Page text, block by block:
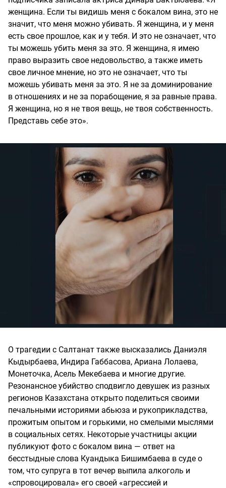
женщина. Если ты видишь меня с бокалом вина, это не
значит, что меня можно убивать. Я женщина, и у меня
есть свое прошлое, как и у тебя. И это не означает, что
ты можешь убить меня за это. Я женщина, я имею
право выразить свое недовольство, а также иметь
свое личное мнение, но это не означает, что ты
можешь убивать меня за это. Я не за доминирование
в отношениях и не за порабощение, я за равные права.
Я женщина, но я не твоя вещь, не твоя собственность.
Представь себе это».
О трагедии с Салтанат также высказались Даниэля
Кыдырбаева, Индира Габбасова, Ариана Лолаева,
Монеточка, Асель Мекебаева и многие другие.
Резонансное убийство сподвигло девушек из разных
регионов Казахстана открыто поделиться своими
печальными историями абьюза и рукоприкладства,
прожитым опытом и горькими, но смелыми мыслями
в социальных сетях. Некоторые участницы акции
публикуют фото с бокалом вина — ответ на
бесстыдные слова Куандыка Бишимбаева в суде о
том, что супруга в тот вечер выпила алкоголь и
«спровоцировала» его своей «агрессией и